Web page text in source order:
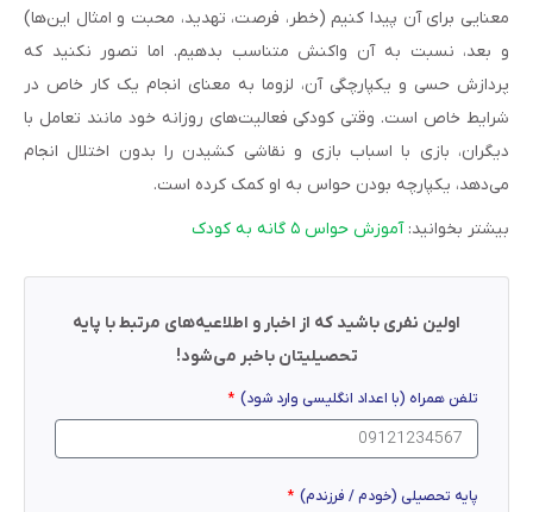
معنایی برای آن پیدا کنیم (خطر، فرصت، تهدید، محبت و امثال این‌ها)
و بعد، نسبت به آن واکنش متناسب بدهیم. اما تصور نکنید که
پردازش حسی و یکپارچگی آن، لزوما به معنای انجام یک کار خاص در
شرایط خاص است. وقتی کودکی فعالیت‌های روزانه خود مانند تعامل با
دیگران، بازی با اسباب بازی و نقاشی کشیدن را بدون اختلال انجام
می‌دهد، یکپارچه بودن حواس به او کمک کرده است.
بیشتر بخوانید:آموزش حواس ۵ گانه به کودک
اولین نفری باشید که از اخبار و اطلاعیه‌های مرتبط با پایه
تحصیلیتان باخبر می‌شود!
تلفن همراه (با اعداد انگلیسی وارد شود)
پایه تحصیلی (خودم / فرزندم)